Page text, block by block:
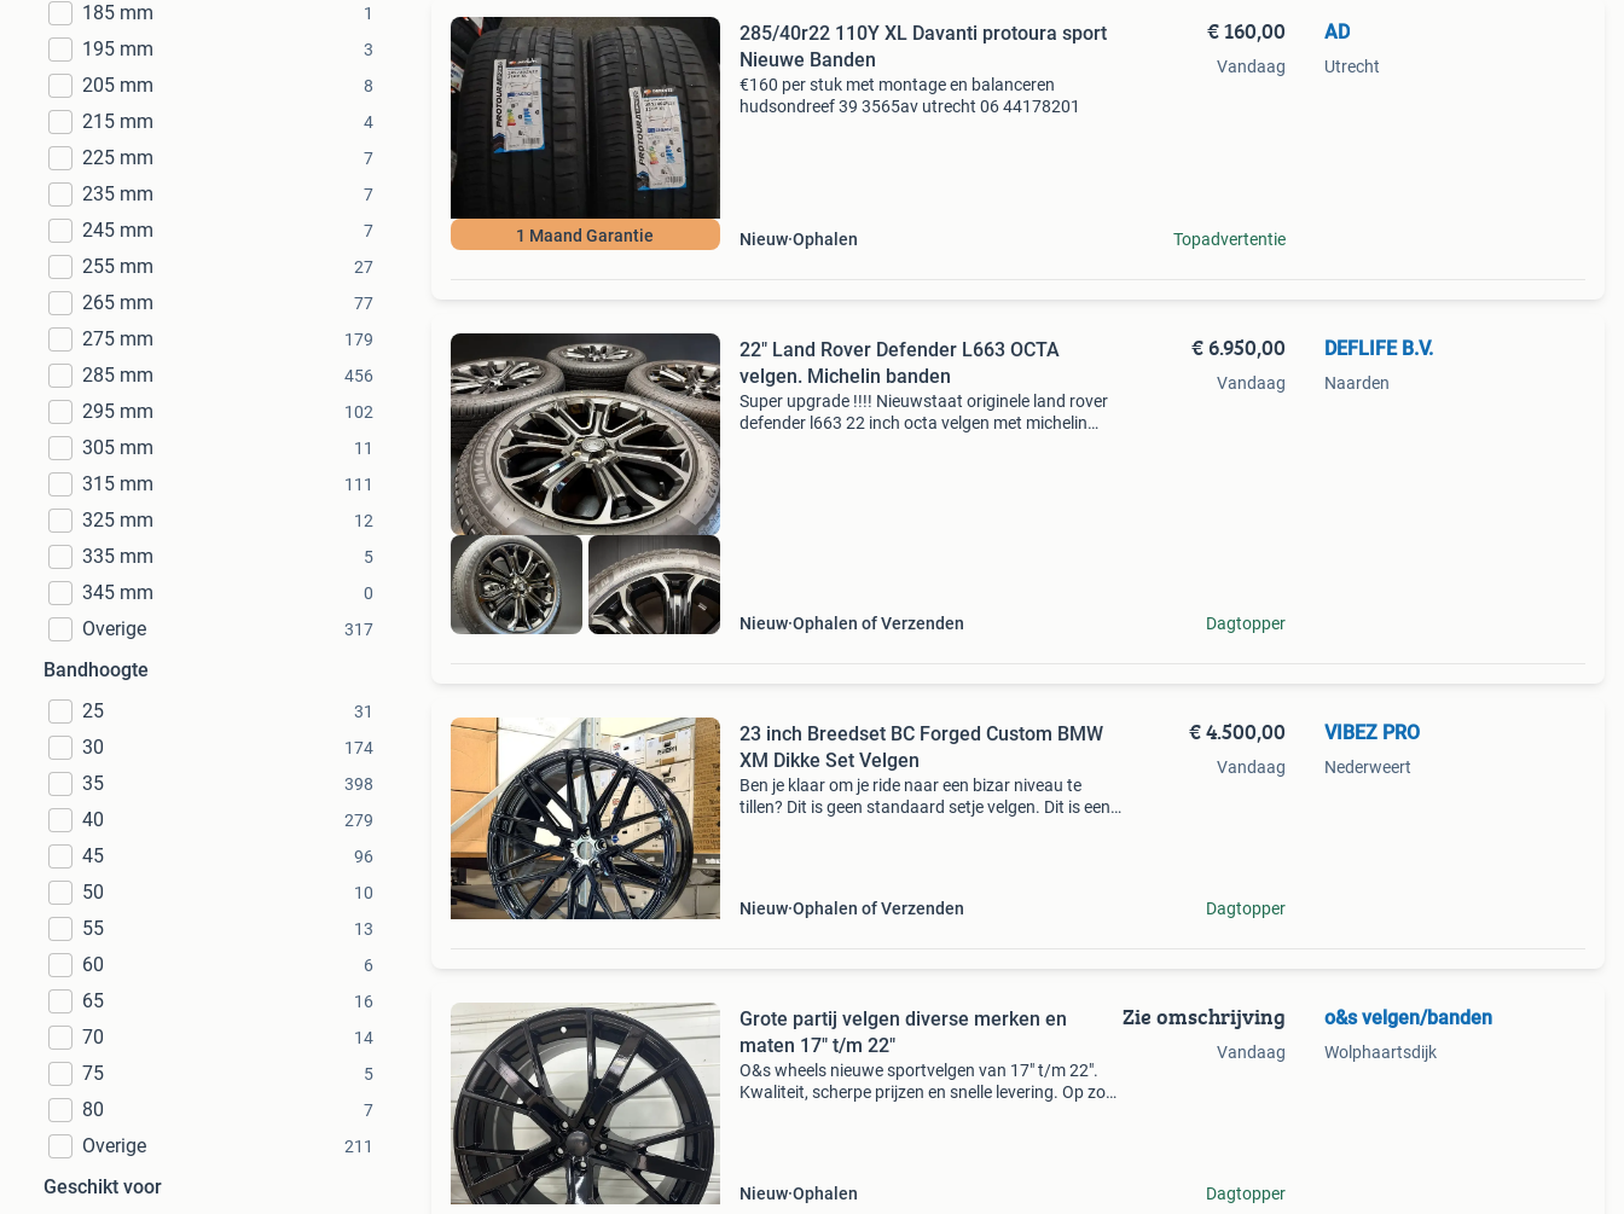
185 mm 1
195 mm 3
205 mm 8
215 mm 4
225 mm 7
235 mm 7
245 mm 7
255 mm 27
265 mm 77
275 mm 179
285 mm 456
295 mm 102
305 mm 11
315 mm 111
325 mm 12
335 mm 5
345 mm 0
Overige 317
Bandhoogte
25
31
30 174
35 398
40 279
45 96
50 10
55 13
60 6
65 16
70 14
75 5
80 7
Overige 211
Geschikt voor
1 Maand Garantie
285/40r22 110Y XL Davanti protoura sport
Nieuwe Banden
€160 per stuk met montage en balanceren
hudsondreef 39 3565av utrecht 06 44178201
Nieuw Ophalen
€ 160,00
Vandaag
Topadvertentie
AD
Utrecht
22" Land Rover Defender L663 OCTA
velgen. Michelin banden
Super upgrade !!!! Nieuwstaat originele land rover
defender l663 22 inch octa velgen met michelin
Nieuw Ophalen of Verzenden
€ 6.950,00
Vandaag
Dagtopper
DEFLIFE B.V.
Naarden
23 inch Breedset BC Forged Custom BMW
XM Dikke Set Velgen
Ben je klaar om je ride naar een bizar niveau te
tillen? Dit is geen standaard setje velgen. Dit is een
Nieuw Ophalen of Verzenden
€ 4.500,00
Vandaag
Dagtopper
VIBEZ PRO
Nederweert
Grote partij velgen diverse merken en
maten 17" t/m 22"
O&s wheels nieuwe sportvelgen van 17" t/m 22".
Kwaliteit, scherpe prijzen en snelle levering. Op zoek
Nieuw Ophalen
Zie omschrijving
Vandaag
Dagtopper
o&s velgen/banden
Wolphaartsdijk